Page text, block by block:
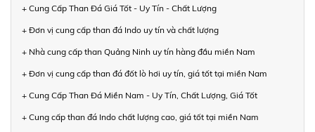
+ Cung Cấp Than Đá Giá Tốt - Uy Tín - Chất Lượng
+ Đơn vị cung cấp than đá Indo uy tín và chất lượng
+ Nhà cung cấp than Quảng Ninh uy tín hàng đầu miền Nam
+ Đơn vị cung cấp than đá đốt lò hơi uy tín, giá tốt tại miền Nam
+ Cung Cấp Than Đá Miền Nam - Uy Tín, Chất Lượng, Giá Tốt
+ Cung cấp than đá Indo chất lượng cao, giá tốt tại miền Nam